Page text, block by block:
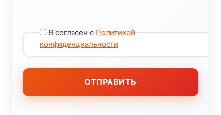
Я согласен сПолитикой
конфиденциальности